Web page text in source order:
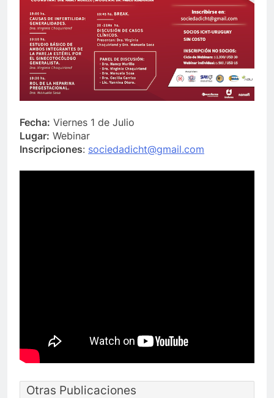
Fecha: Viernes 1 de Julio
Lugar: Webinar
Inscripciones: sociedadicht@gmail.com
Otras Publicaciones